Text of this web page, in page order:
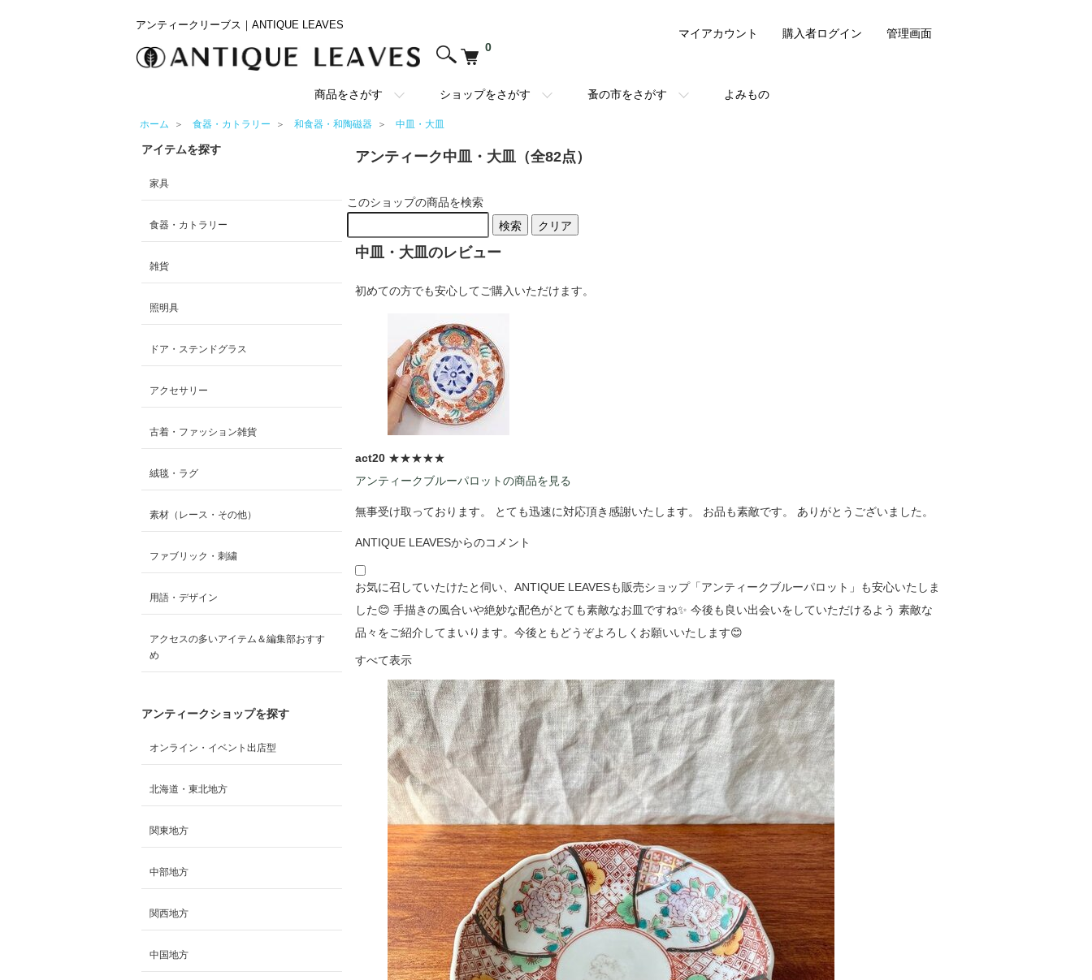
アンティークリーブス｜ANTIQUE LEAVES
0
商品をさがす ショップをさがす 蚤の市をさがす よみもの
マイアカウント 購入者ログイン 管理画面
ホーム ＞ 食器・カトラリー ＞ 和食器・和陶磁器 ＞ 中皿・大皿
アンティーク中皿・大皿（全82点）
このショップの商品を検索
検索
クリア
中皿・大皿のレビュー
初めての方でも安心してご購入いただけます。
act20 ★★★★★
アンティークブルーパロットの商品を見る
無事受け取っております。 とても迅速に対応頂き感謝いたします。 お品も素敵です。 ありがとうございました。
ANTIQUE LEAVESからのコメント
お気に召していたけたと伺い、ANTIQUE LEAVESも販売ショップ「アンティークブルーパロット」も安心いたしま
した😊 手描きの風合いや絶妙な配色がとても素敵なお皿ですね✨ 今後も良い出会いをしていただけるよう 素敵な
品々をご紹介してまいります。今後ともどうぞよろしくお願いいたします😊
すべて表示
アイテムを探す
家具
食器・カトラリー
雑貨
照明具
ドア・ステンドグラス
アクセサリー
古着・ファッション雑貨
絨毯・ラグ
素材（レース・その他）
ファブリック・刺繍
用語・デザイン
アクセスの多いアイテム＆編集部おすす
め
アンティークショップを探す
オンライン・イベント出店型
北海道・東北地方
関東地方
中部地方
関西地方
中国地方